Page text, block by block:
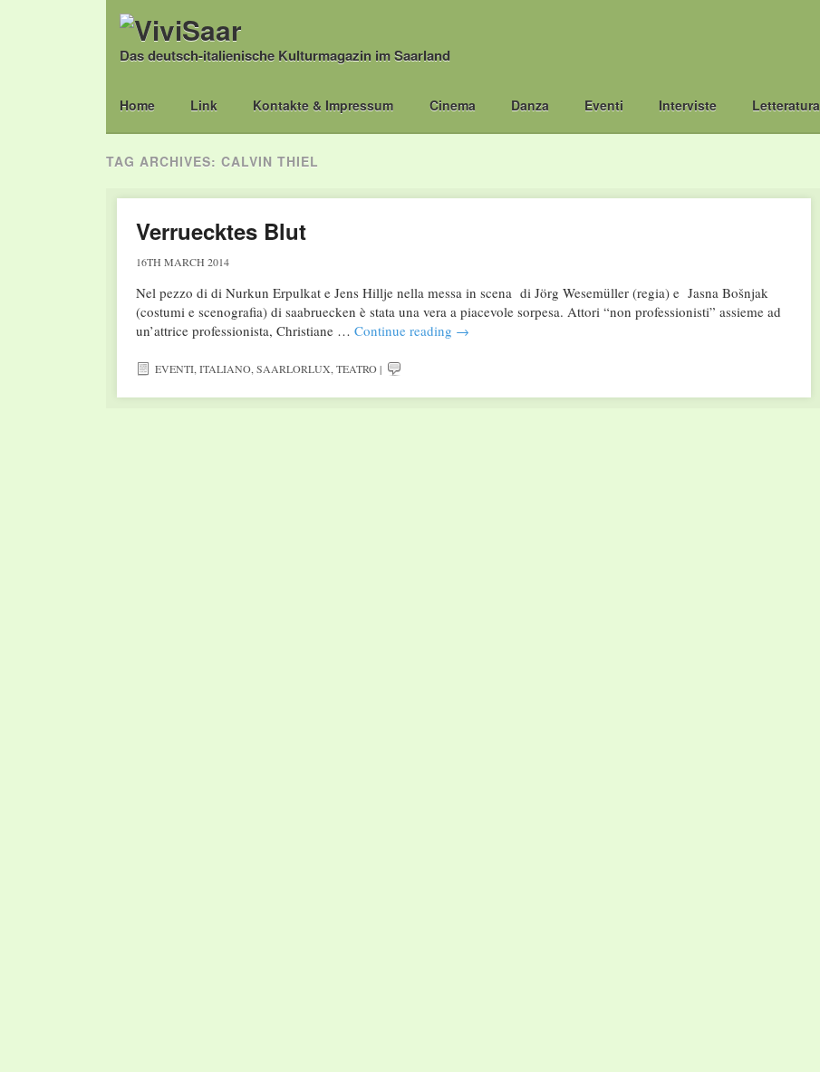
Das deutsch-italienische Kulturmagazin im Saarland
Main menu
Skip
Home Link Kontakte & Impressum Cinema Danza Eventi Interviste Letteratura
TAG ARCHIVES: CALVIN THIEL
Verruecktes Blut
16TH MARCH 2014
Nel pezzo di di Nurkun Erpulkat e Jens Hillje nella messa in scena di Jörg Wesemüller (regia) e Jasna Bošnjak
(costumi e scenografia) di saabruecken è stata una vera a piacevole sorpesa. Attori “non professionisti” assieme ad
un’attrice professionista, Christiane … Continue reading →
EVENTI,ITALIANO,SAARLORLUX,TEATRO|